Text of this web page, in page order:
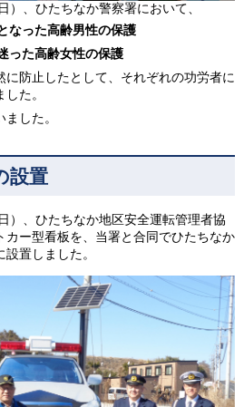
）、ひたちなか警察署において、
なった高齢男性の保護
った高齢女性の保護
に防止したとして、それぞれの功労者に
た。
した。
設置
）、ひたちなか地区安全運転管理者協
カー型看板を、当署と合同でひたちなか
置しました。